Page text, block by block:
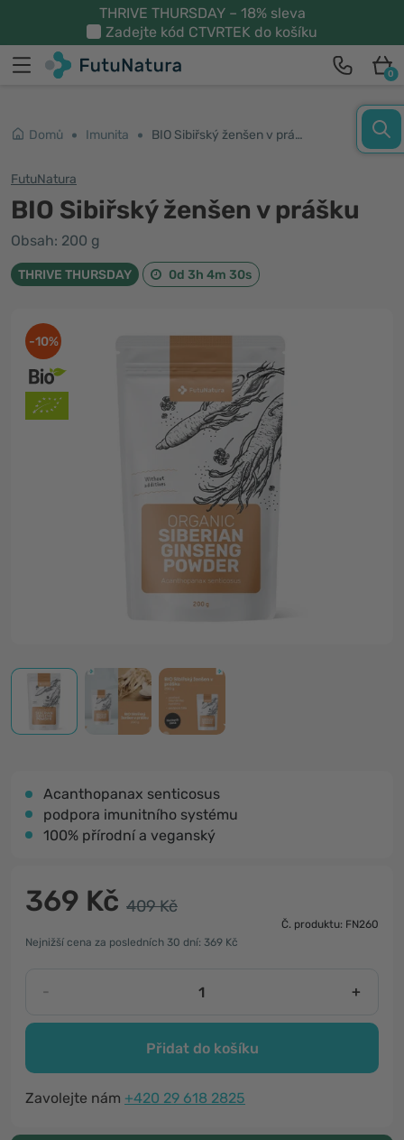
THRIVE THURSDAY – 18% sleva
Zadejte kód CTVRTEK do košíku
0
Domů Imunita BIO Sibiřský ženšen v prášku
FutuNatura
BIO Sibiřský ženšen v prášku
Obsah: 200 g
THRIVE THURSDAY 0d 3h 4m 30s
-10%
Acanthopanax senticosus
podpora imunitního systému
100% přírodní a veganský
369 Kč 409 Kč
Č. produktu: FN260
Nejnižší cena za posledních 30 dní: 369 Kč
- +
Přidat do košíku
Zavolejte nám +420 29 618 2825